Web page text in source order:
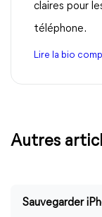
claires pour
téléphone.
Lire la bio
Autres